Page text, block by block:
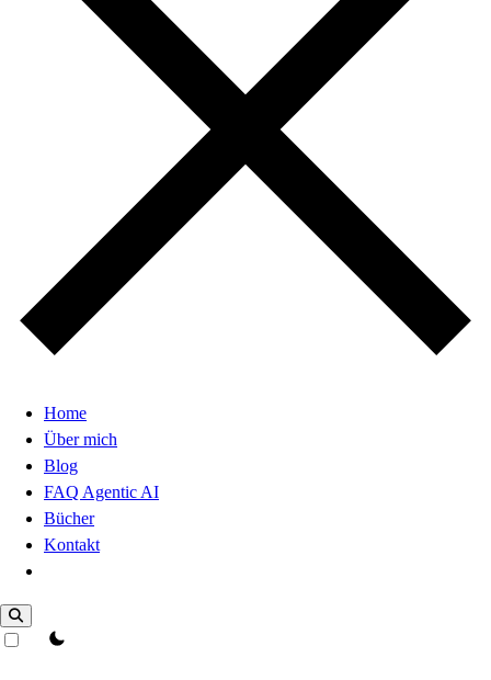
Home
Über mich
Blog
FAQ Agentic AI
Bücher
Kontakt
theme switcher